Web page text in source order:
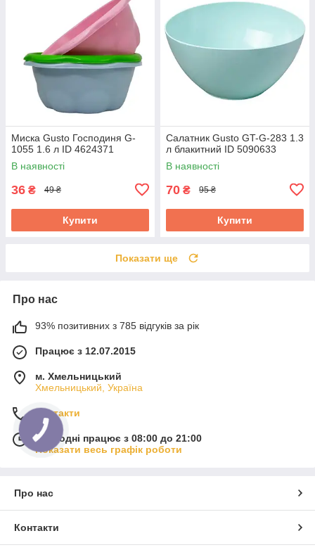
Миска Gusto Господиня G-
1055 1.6 л ID 4624371
В наявності
36 ₴ 49 ₴
Купити
Салатник Gusto GT-G-283 1.3
л блакитний ID 5090633
В наявності
70 ₴ 95 ₴
Купити
Показати ще
Про нас
93% позитивних з 785 відгуків за рік
Працює з 12.07.2015
м. Хмельницький
Хмельницький, Україна
Контакти
Сьогодні працює з 08:00 до 21:00
Показати весь графік роботи
Про нас
Контакти